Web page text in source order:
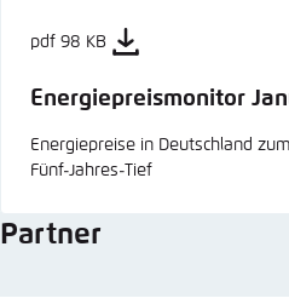
pdf 98 KB
Energiepreismonitor
Energiepreise in Deutschland
Fünf-Jahres-Tief
Partner